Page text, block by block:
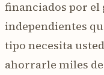
financiados por el
independientes
tipo necesita
ahorrarle miles